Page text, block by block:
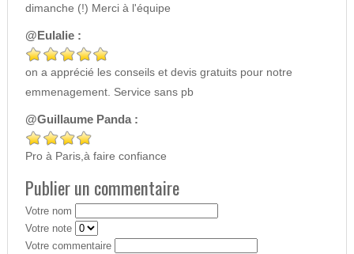
dimanche (!) Merci à l'équipe
@Eulalie :
on a apprécié les conseils et devis gratuits pour notre
emmenagement. Service sans pb
@Guillaume Panda :
Pro à Paris,à faire confiance
Publier un commentaire
Votre nom
Votre note
Votre commentaire